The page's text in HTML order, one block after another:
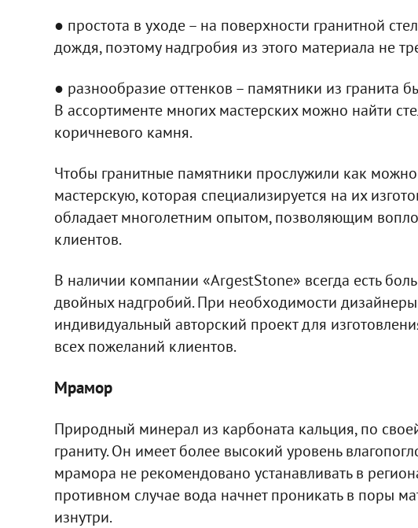
● простота в уходе – на поверхности гранитной
дождя, поэтому надгробия из этого материала не
● разнообразие оттенков – памятники из гранита
В ассортименте многих мастерских можно найти
коричневого камня.
Чтобы гранитные памятники прослужили как
мастерскую, которая специализируется на их
обладает многолетним опытом, позволяющим
клиентов.
В наличии компании «ArgestStone» всегда есть
двойных надгробий. При необходимости
индивидуальный авторский проект для
всех пожеланий клиентов.
Мрамор
Природный минерал из карбоната кальция, по
граниту. Он имеет более высокий уровень
мрамора не рекомендовано устанавливать в
противном случае вода начнет проникать в поры
изнутри.